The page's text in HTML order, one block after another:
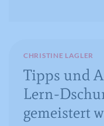
CHRISTINE LAGLER
Tipps und
Lern-
gemeistert
Anbieter
Laufzeit 16